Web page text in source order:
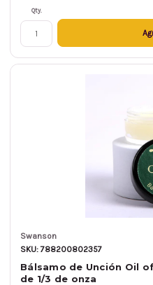
Qty.
Swanson
SKU: 788200802357
Bálsamo de Unción Oil
de 1/3 de onza